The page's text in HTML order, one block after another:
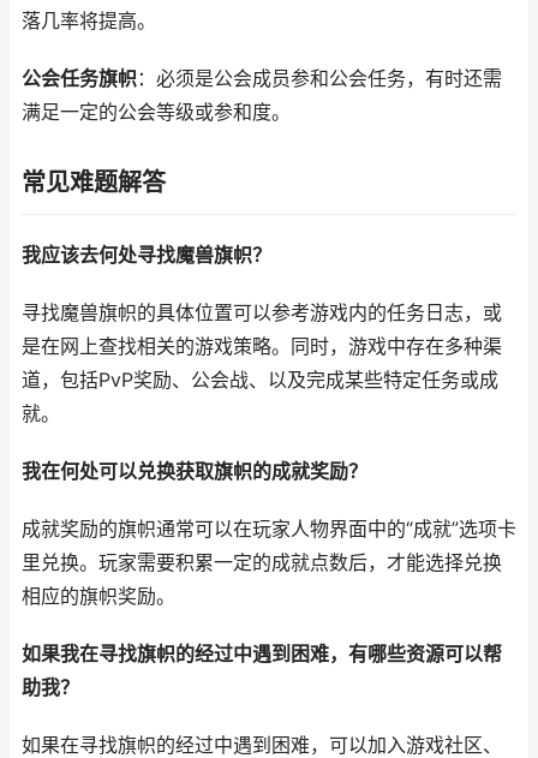
落几率将提高。
公会任务旗帜：必须是公会成员参和公会任务，有时还需
满足一定的公会等级或参和度。
常见难题解答
我应该去何处寻找魔兽旗帜？
寻找魔兽旗帜的具体位置可以参考游戏内的任务日志，或
是在网上查找相关的游戏策略。同时，游戏中存在多种渠
道，包括PvP奖励、公会战、以及完成某些特定任务或成
就。
我在何处可以兑换获取旗帜的成就奖励？
成就奖励的旗帜通常可以在玩家人物界面中的“成就”选项卡
里兑换。玩家需要积累一定的成就点数后，才能选择兑换
相应的旗帜奖励。
如果我在寻找旗帜的经过中遇到困难，有哪些资源可以帮
助我？
如果在寻找旗帜的经过中遇到困难，可以加入游戏社区、